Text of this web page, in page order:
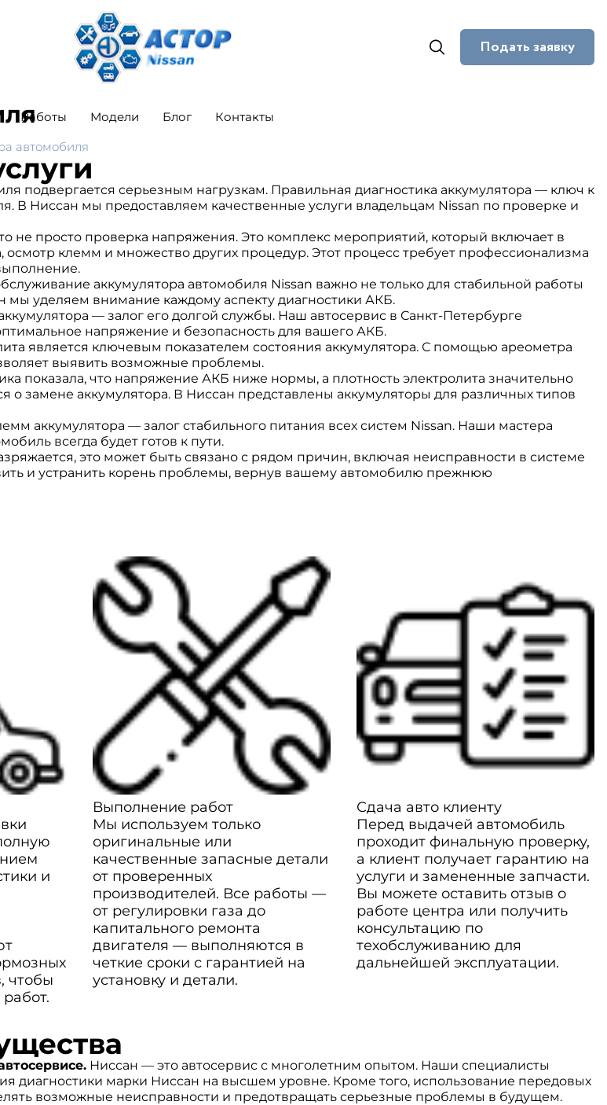
Подать заявку
Работы Модели Блог Контакты
автомобиля
подвергается серьезным нагрузкам. Правильная диагностика аккумулятора — ключ к
В Ниссан мы предоставляем качественные услуги владельцам Nissan по проверке и
не просто проверка напряжения. Это комплекс мероприятий, который включает в
клемм и множество других процедур. Этот процесс требует профессионализма
аккумулятора автомобиля Nissan важно не только для стабильной работы
мы уделяем внимание каждому аспекту диагностики АКБ.
— залог его долгой службы. Наш автосервис в Санкт-Петербурге
напряжение и безопасность для вашего АКБ.
является ключевым показателем состояния аккумулятора. С помощью ареометра
выявить возможные проблемы.
показала, что напряжение АКБ ниже нормы, а плотность электролита значительно
о замене аккумулятора. В Ниссан представлены аккумуляторы для различных типов
аккумулятора — залог стабильного питания всех систем Nissan. Наши мастера
всегда будет готов к пути.
это может быть связано с рядом причин, включая неисправности в системе
и устранить корень проблемы, вернув вашему автомобилю прежнюю
и
чтобы
Выполнение работ
Мы используем только
оригинальные или
качественные запасные детали
от проверенных
производителей. Все работы —
от регулировки газа до
капитального ремонта
двигателя — выполняются в
четкие сроки с гарантией на
установку и детали.
Сдача авто клиенту
Перед выдачей автомобиль
проходит финальную проверку,
а клиент получает гарантию на
услуги и замененные запчасти.
Вы можете оставить отзыв о
работе центра или получить
консультацию по
техобслуживанию для
дальнейшей эксплуатации.
Ниссан — это автосервис с многолетним опытом. Наши специалисты
марки Ниссан на высшем уровне. Кроме того, использование передовых
возможные неисправности и предотвращать серьезные проблемы в будущем.